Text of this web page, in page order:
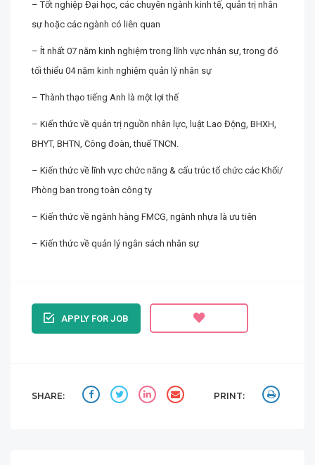
– Tốt nghiệp Đại học, các chuyên ngành kinh tế, quản trị nhân
sự hoặc các ngành có liên quan
– Ít nhất 07 năm kinh nghiệm trong lĩnh vực nhân sự, trong đó
tối thiểu 04 năm kinh nghiệm quản lý nhân sự
– Thành thạo tiếng Anh là một lợi thế
– Kiến thức về quản trị nguồn nhân lực, luật Lao Động, BHXH,
BHYT, BHTN, Công đoàn, thuế TNCN.
– Kiến thức về lĩnh vực chức năng & cấu trúc tổ chức các Khối/
Phòng ban trong toàn công ty
– Kiến thức về ngành hàng FMCG, ngành nhựa là ưu tiên
– Kiến thức về quản lý ngân sách nhân sự
APPLY FOR JOB
SHARE: PRINT: